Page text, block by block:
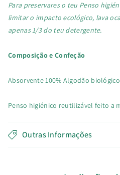
Para preservares o teu Penso
limitar o impacto ecológico, lava
apenas 1/3 do teu detergente.
Composição e Confeção
Absorvente 100% Algodão
Penso higiénico reutilizável feito a
Outras Informações